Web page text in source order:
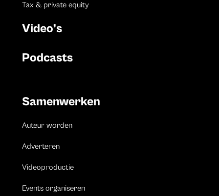
Tax & private equity
Video’s
Podcasts
Samenwerken
Auteur worden
Adverteren
Videoproductie
Events organiseren